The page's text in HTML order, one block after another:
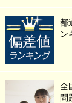
都
ン
全
問